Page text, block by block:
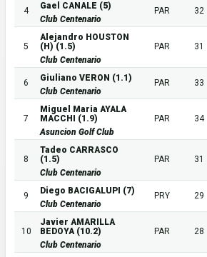
4
Gael CANALE (5)
Club Centenario
PAR 32
5
Alejandro HOUSTON
(H) (1.5)
Club Centenario
PAR 31
6
Giuliano VERON (1.1)
Club Centenario
PAR 33
7
Miguel Maria AYALA
MACCHI (1.9)
Asuncion Golf Club
PAR 34
8
Tadeo CARRASCO
(1.5)
Club Centenario
PAR 31
9
Diego BACIGALUPI (7)
Club Centenario
PRY 29
10
Javier AMARILLA
BEDOYA (10.2)
Club Centenario
PAR 28